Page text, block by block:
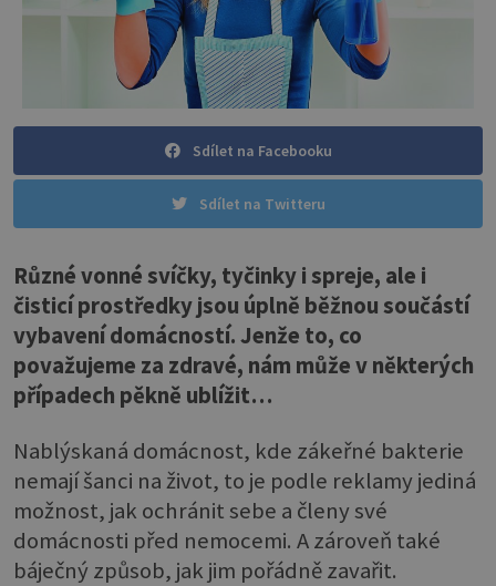
Sdílet na Facebooku
Sdílet na Twitteru
Různé vonné svíčky, tyčinky i spreje, ale i
čisticí prostředky jsou úplně běžnou součástí
vybavení domácností. Jenže to, co
považujeme za zdravé, nám může v některých
případech pěkně ublížit…
Nablýskaná domácnost, kde zákeřné bakterie
nemají šanci na život, to je podle reklamy jediná
možnost, jak ochránit sebe a členy své
domácnosti před nemocemi. A zároveň také
báječný způsob, jak jim pořádně zavařit.